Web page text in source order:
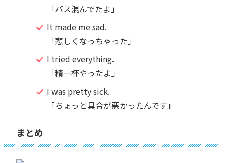
「バス混んでたよ」
It made me sad.
「悲しくなっちゃった」
I tried everything.
「精一杯やったよ」
I was pretty sick.
「ちょっと具合が悪かったんです」
まとめ